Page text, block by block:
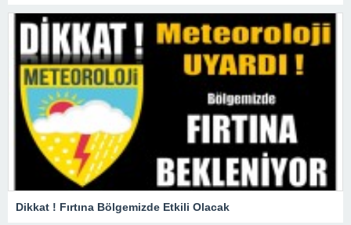
Dikkat ! Fırtına Bölgemizde Etkili Olacak